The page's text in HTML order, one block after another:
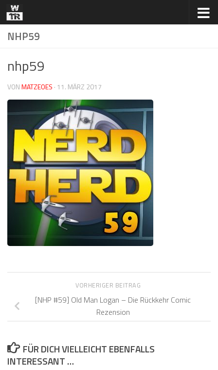
Zum Inhalt springen
NHP59
nhp59
VONMATZEOES · 11. MÄRZ 2017
VORHERIGER BEITRAG
[NHP #59] Old Man Logan – Die Rückkehr Comic
Rezension
FÜR DICH VIELLEICHT EBENFALLS
INTERESSANT …